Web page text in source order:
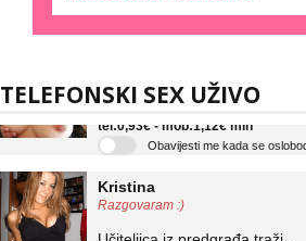
TELEFONSKI SEX UŽIVO
Liliana
Tel: 064/677-677 - Kod: #69
tel:0,93€ - mob:1,12€ min
Obavijesti me kada se oslobodi
Razgovaram :)
Učiteljica iz predgrađa traži...